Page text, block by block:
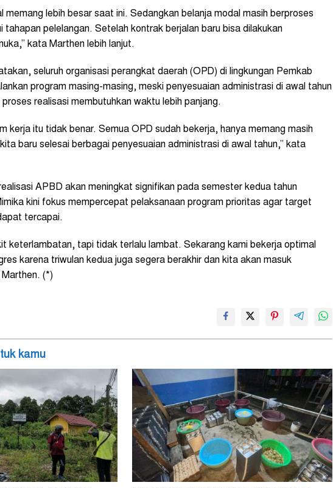
memang lebih besar saat ini. Sedangkan belanja modal masih berproses
tahapan pelelangan. Setelah kontrak berjalan baru bisa dilakukan
kata Marthen lebih lanjut.
seluruh organisasi perangkat daerah (OPD) di lingkungan Pemkab
program masing-masing, meski penyesuaian administrasi di awal tahun
realisasi membutuhkan waktu lebih panjang.
kerja itu tidak benar. Semua OPD sudah bekerja, hanya memang masih
baru selesai berbagai penyesuaian administrasi di awal tahun,” kata
APBD akan meningkat signifikan pada semester kedua tahun
kini fokus mempercepat pelaksanaan program prioritas agar target
tercapai.
keterlambatan, tapi tidak terlalu lambat. Sekarang kami bekerja optimal
karena triwulan kedua juga segera berakhir dan kita akan masuk
(*)
kamu